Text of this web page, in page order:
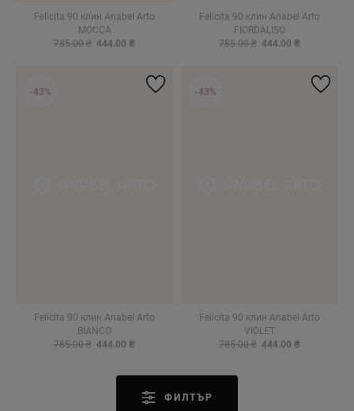
Felicita 90 клин Anabel Arto
MOCCA
785.00 ₴ 444.00 ₴
Felicita 90 клин Anabel Arto
FIORDALISO
785.00 ₴ 444.00 ₴
Felicita 90 клин Anabel Arto
BIANCO
785.00 ₴ 444.00 ₴
-43%
Felicita 90 клин Anabel Arto
VIOLET
785.00 ₴ 444.00 ₴
-43%
ФИЛТЪР